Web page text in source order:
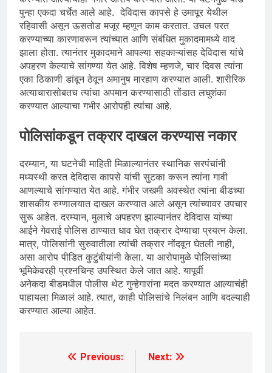
पुन्हा एकदा चर्चेत आले आहे. देविदास कापसे हे उमापूर येथील
रहिवासी असून ऊसतोड मजूर म्हणून काम करतात. उचल परत
करण्याच्या कारणावरून त्यांच्यात आणि संबंधित मुकादमामध्ये वाद
झाला होता. त्यानंतर मुकादमाने आपल्या सहकाऱ्यांसह देविदास यांचे
अपहरण केल्याचे सांगण्या येत आहे. विशेष म्हणजे, चार दिवस त्यांना
एका ठिकाणी डांबून ठेवून अमानुष मारहाण करण्यात आली. शारीरिक
अत्याचारासोबतच त्यांचा अपमान करण्यासाठी तोंडात लघुशंका
करण्यात आल्याचा गभीर आरोपही त्यांचा आहे.
पोलिसांकडून तक्रार दाखल करण्यास नकार
दरम्यान, या घटनेची माहिती मिळाल्यानंतर स्थानिक सरपंचांनी
मध्यस्थी करत देविदास कापसे यांची सुटका करून त्यांना गावी
आणल्याचे सांगण्यात येत आहे. गंभीर जखमी अवस्थेत त्यांना बीडच्या
शासकीय रुग्णालयात दाखल करण्यात आले असून त्यांच्यावर उपचार
सुरू आहेत. दरम्यान, मुलाचे अपहरण झाल्यानंतर देविदास यांच्या
आईने गेवराई पोलिस ठाण्यात धाव घेत तक्रार देण्याचा प्रयत्न केला.
मात्र, पोलिसांनी सुरुवातीला त्यांची तक्रार नोंदवून घेतली नाही,
असा आरोप पीडित कुटुंबीयांनी केला. या आरोपामुळे पोलिसांच्या
भूमिकेवरही प्रश्नचिन्ह उपस्थित केले जात आहे. यापूर्वी
अनेकदा बीडमधील पोलीस थेट गुन्हेगारांना मदत करण्यात आल्याचंही
पाहायला मिळालं आहे. त्यात, काही पोलिसांचे निलंबन आणि बदल्याही
करण्यात आल्या आहेत.
Previous:
Next: